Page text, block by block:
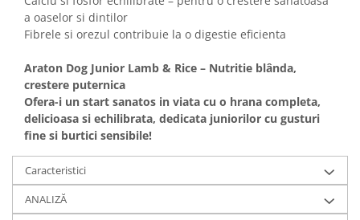
a oaselor si dintilor
Fibrele si orezul contribuie la o digestie eficienta
Araton Dog Junior Lamb & Rice – Nutritie blânda,
crestere puternica
Ofera-i un start sanatos in viata cu o hrana completa,
delicioasa si echilibrata, dedicata juniorilor cu gusturi
fine si burtici sensibile!
Caracteristici
ANALIZĂ